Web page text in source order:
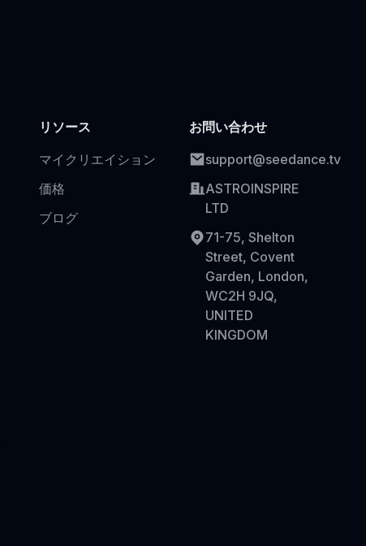
リソース
マイクリエイション
価格
ブログ
お問い合わせ
support@seedance.tv
ASTROINSPIRE
LTD
71-75, Shelton
Street, Covent
Garden, London,
WC2H 9JQ,
UNITED
KINGDOM